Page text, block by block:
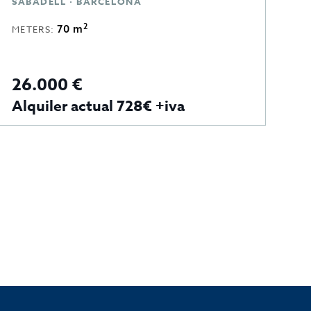
METERS:70 m2
26.000 €
Alquiler actual 728€ +iva